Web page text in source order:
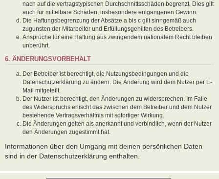
nach auf die vertragstypischen Durchschnittsschäden begrenzt. Dies gilt
auch für mittelbare Schäden, insbesondere entgangenen Gewinn.
Die Haftungsbegrenzung der Absätze a bis c gilt sinngemäß auch
zugunsten der Mitarbeiter und Erfüllungsgehilfen des Betreibers.
Ansprüche für eine Haftung aus zwingendem nationalem Recht bleiben
unberührt.
6. ÄNDERUNGSVORBEHALT
Der Betreiber ist berechtigt, die Nutzungsbedingungen und die
Datenschutzerklärung zu ändern. Die Änderung wird dem Nutzer per E-
Mail mitgeteilt.
Der Nutzer ist berechtigt, den Änderungen zu widersprechen. Im Falle
des Widerspruchs erlischt das zwischen dem Betreiber und dem Nutzer
bestehende Vertragsverhältnis mit sofortiger Wirkung.
Die Änderungen gelten als anerkannt und verbindlich, wenn der Nutzer
den Änderungen zugestimmt hat.
Informationen über den Umgang mit deinen persönlichen Daten
sind in der Datenschutzerklärung enthalten.